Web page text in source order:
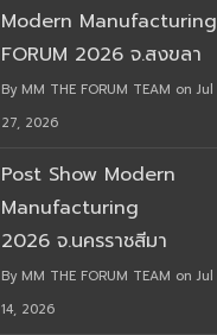
Modern Manufacturing
FORUM 2026 จ.สงขลา
By MM THE FORUM TEAM on Jul
27, 2026
Post Show Modern
Manufacturing
2026 จ.นครราชสีมา
By MM THE FORUM TEAM on Jul
14, 2026